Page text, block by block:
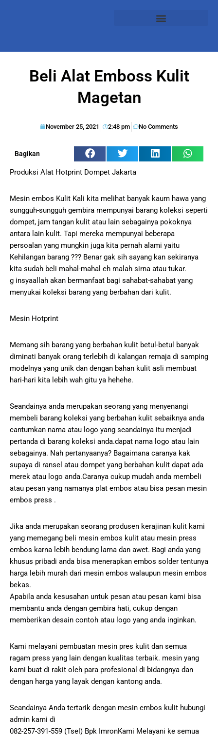
Beli Alat Emboss Kulit
Magetan
November 25, 2021 2:48 pm No Comments
Bagikan
Produksi Alat Hotprint Dompet Jakarta
Mesin embos Kulit Kali kita melihat banyak kaum hawa yang
sungguh-sungguh gembira mempunyai barang koleksi seperti
dompet, jam tangan kulit atau lain sebagainya pokoknya
antara lain kulit. Tapi mereka mempunyai beberapa
persoalan yang mungkin juga kita pernah alami yaitu
Kehilangan barang ??? Benar gak sih sayang kan sekiranya
kita sudah beli mahal-mahal eh malah sirna atau tukar.
g insyaallah akan bermanfaat bagi sahabat-sahabat yang
menyukai koleksi barang yang berbahan dari kulit.
Mesin Hotprint
Memang sih barang yang berbahan kulit betul-betul banyak
diminati banyak orang terlebih di kalangan remaja di samping
modelnya yang unik dan dengan bahan kulit asli membuat
hari-hari kita lebih wah gitu ya hehehe.
Seandainya anda merupakan seorang yang menyenangi
membeli barang koleksi yang berbahan kulit sebaiknya anda
cantumkan nama atau logo yang seandainya itu menjadi
pertanda di barang koleksi anda.dapat nama logo atau lain
sebagainya. Nah pertanyaanya? Bagaimana caranya kak
supaya di ransel atau dompet yang berbahan kulit dapat ada
merek atau logo anda.Caranya cukup mudah anda membeli
atau pesan yang namanya plat embos atau bisa pesan mesin
embos press .
Jika anda merupakan seorang produsen kerajinan kulit kami
yang memegang beli mesin embos kulit atau mesin press
embos karna lebih bendung lama dan awet. Bagi anda yang
khusus pribadi anda bisa menerapkan embos solder tentunya
harga lebih murah dari mesin embos walaupun mesin embos
bekas.
Apabila anda kesusahan untuk pesan atau pesan kami bisa
membantu anda dengan gembira hati, cukup dengan
memberikan desain contoh atau logo yang anda inginkan.
Kami melayani pembuatan mesin pres kulit dan semua
ragam press yang lain dengan kualitas terbaik. mesin yang
kami buat di rakit oleh para profesional di bidangnya dan
dengan harga yang layak dengan kantong anda.
Seandainya Anda tertarik dengan mesin embos kulit hubungi
admin kami di
082-257-391-559 (Tsel) Bpk ImronKami Melayani ke semua